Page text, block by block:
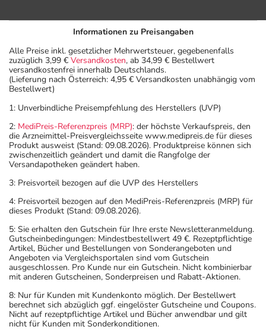
Informationen zu Preisangaben
Alle Preise inkl. gesetzlicher Mehrwertsteuer, gegebenenfalls
zuzüglich 3,99 € Versandkosten, ab 34,99 € Bestellwert
versandkostenfrei innerhalb Deutschlands.
(Lieferung nach Österreich: 4,95 € Versandkosten unabhängig vom
Bestellwert)
1: Unverbindliche Preisempfehlung des Herstellers (UVP)
2: MediPreis-Referenzpreis (MRP): der höchste Verkaufspreis, den
die Arzneimittel-Preisvergleichsseite www.medipreis.de für dieses
Produkt ausweist (Stand: 09.08.2026). Produktpreise können sich
zwischenzeitlich geändert und damit die Rangfolge der
Versandapotheken geändert haben.
3: Preisvorteil bezogen auf die UVP des Herstellers
4: Preisvorteil bezogen auf den MediPreis-Referenzpreis (MRP) für
dieses Produkt (Stand: 09.08.2026).
5: Sie erhalten den Gutschein für Ihre erste Newsletteranmeldung.
Gutscheinbedingungen: Mindestbestellwert 49 €. Rezeptpflichtige
Artikel, Bücher und Bestellungen von Sonderangeboten und
Angeboten via Vergleichsportalen sind vom Gutschein
ausgeschlossen. Pro Kunde nur ein Gutschein. Nicht kombinierbar
mit anderen Gutscheinen, Sonderpreisen und Rabatt-Aktionen.
8: Nur für Kunden mit Kundenkonto möglich. Der Bestellwert
berechnet sich abzüglich ggf. eingelöster Gutscheine und Coupons.
Nicht auf rezeptpflichtige Artikel und Bücher anwendbar und gilt
nicht für Kunden mit Sonderkonditionen.